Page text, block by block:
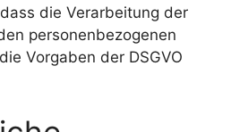
die Verarbeitung der
personenbezogenen
Vorgaben der DSGVO